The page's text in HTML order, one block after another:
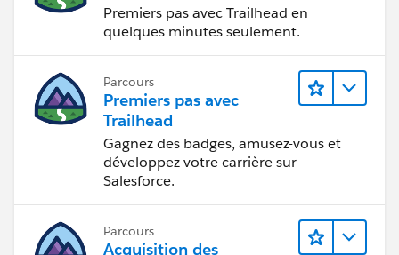
Premiers pas avec Trailhead en
quelques minutes seulement.
Parcours
Premiers pas avec
Trailhead
Gagnez des badges, amusez-vous et
développez votre carrière sur
Salesforce.
Parcours
Acquisition des